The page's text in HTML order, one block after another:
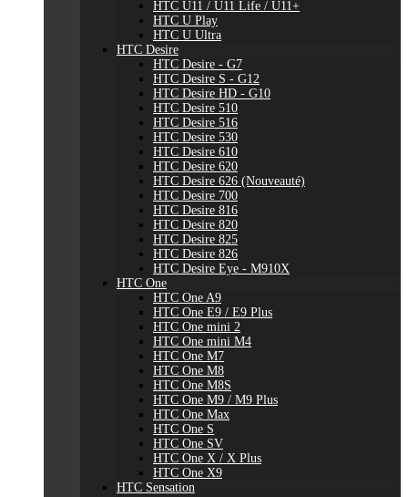
HTC U11 / U11 Life / U11+
HTC U Play
HTC U Ultra
HTC Desire
HTC Desire - G7
HTC Desire S - G12
HTC Desire HD - G10
HTC Desire 510
HTC Desire 516
HTC Desire 530
HTC Desire 610
HTC Desire 620
HTC Desire 626 (Nouveauté)
HTC Desire 700
HTC Desire 816
HTC Desire 820
HTC Desire 825
HTC Desire 826
HTC Desire Eye - M910X
HTC One
HTC One A9
HTC One E9 / E9 Plus
HTC One mini 2
HTC One mini M4
HTC One M7
HTC One M8
HTC One M8S
HTC One M9 / M9 Plus
HTC One Max
HTC One S
HTC One SV
HTC One X / X Plus
HTC One X9
HTC Sensation